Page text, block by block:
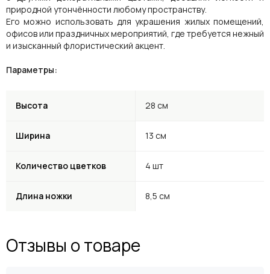
природной утончённости любому пространству.
Его можно использовать для украшения жилых помещений,
офисов или праздничных мероприятий, где требуется нежный
и изысканный флористический акцент.
Параметры:
Высота 28 см
Ширина 13 см
Количество цветков 4 шт
Длина ножки 8,5 см
Отзывы о товаре